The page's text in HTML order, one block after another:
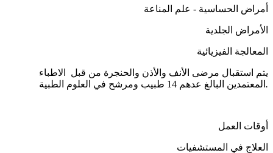
أمراض الحساسية - علم المناعة
الأمراض الجلدية
المعالجة الفيزيائية
يتم استقبال مرضى الأنف والأذن والحنجرة من قبل الاطباء
المعتمدين البالغ عدهم 14 طبيب ومرشح في العلوم الطبية .
أوقات العمل
العلاج في المستشفيات